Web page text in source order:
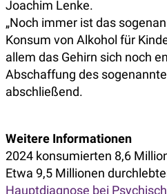
Joachim Lenke.
„Noch immer ist das
Konsum von Alkohol für
allem das Gehirn sich noch
Abschaffung des
abschließend.
Weitere Informationen
2024 konsumierten 8,6
Etwa 9,5 Millionen
Hauptdiagnose bei